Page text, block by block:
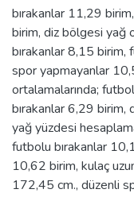
bırakanlar 11,29
birim, diz bölgesi yağ
bırakanlar 8,15
spor yapmayanlar
ortalamalarında;
bırakanlar 6,29 birim,
yağ yüzdesi
futbolu bırakanlar
10,62 birim, kulaç
172,45 cm., düzenli